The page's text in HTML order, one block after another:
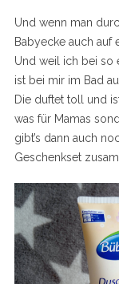
Und wenn man
Babyecke auch auf
Und weil ich bei so
ist bei mir im Bad
Die duftet toll und
was für Mamas
gibt’s dann auch
Geschenkset